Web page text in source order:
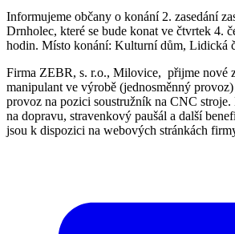
Informujeme občany o konání 2. zasedání
Drnholec, které se bude konat ve čtvrtek 4.
hodin. Místo konání: Kulturní dům, Lidická
Firma ZEBR, s. r.o., Milovice, přijme nové
manipulant ve výrobě (jednosměnný
provoz na pozici soustružník na CNC
na dopravu, stravenkový paušál a další
jsou k dispozici na webových stránkách